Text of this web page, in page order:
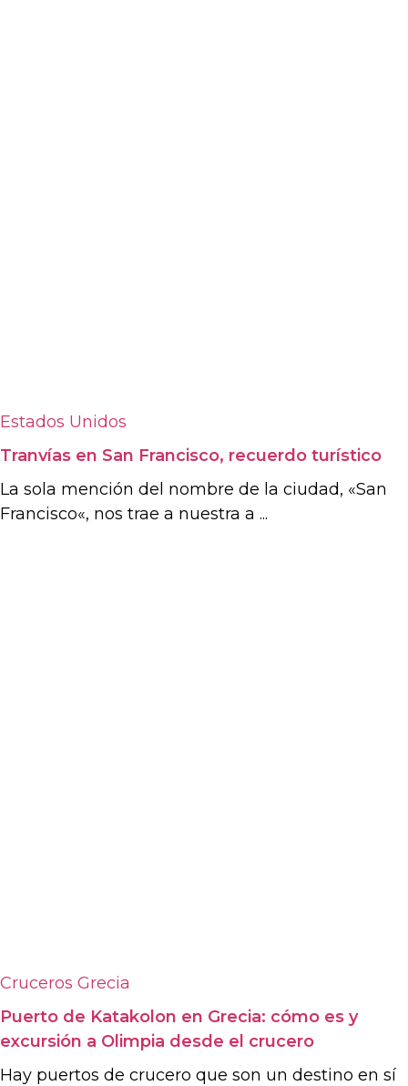
Estados Unidos
Tranvías en San Francisco, recuerdo turístico
La sola mención del nombre de la ciudad, «San
Francisco«, nos trae a nuestra a ...
Cruceros Grecia
Puerto de Katakolon en Grecia: cómo es y
excursión a Olimpia desde el crucero
Hay puertos de crucero que son un destino en sí